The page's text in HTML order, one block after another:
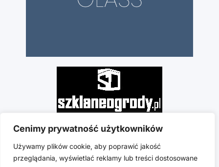
Cenimy prywatność użytkowników
Używamy plików cookie, aby poprawić jakość
przeglądania, wyświetlać reklamy lub treści dostosowane